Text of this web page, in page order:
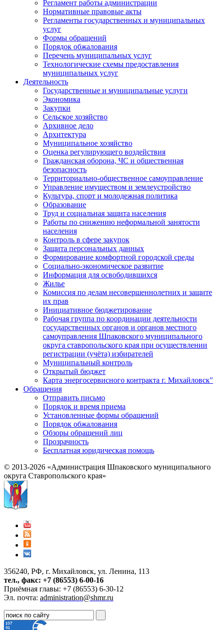
Регламент работы администрации
Нормативные правовые акты
Регламенты государственных и муниципальных
услуг
Формы обращений
Порядок обжалования
Перечень муниципальных услуг
Технологические схемы предоставления
муниципальных услуг
Деятельность
Государственные и муниципальные услуги
Экономика
Закупки
Сельское хозяйство
Архивное дело
Архитектура
Муниципальное хозяйство
Оценка регулирующего воздействия
Гражданская оборона, ЧС и общественная
безопасность
Территориально-общественное самоуправление
Управление имуществом и землеустройство
Культура, спорт и молодежная политика
Образование
Труд и социальная защита населения
Работы по снижению неформальной занятости
населения
Контроль в сфере закупок
Защита персональных данных
Формирование комфортной городской среды
Социально-экономическое развитие
Информация для освободившихся
Жилье
Комиссия по делам несовершеннолетних и защите
их прав
Инициативное бюджетирование
Рабочая группа по координации деятельности
государственных органов и органов местного
самоуправления Шпаковского муниципального
округа ставропольского края при осуществлении
регистрации (учёта) избирателей
Муниципальный контроль
Открытый бюджет
Карта энергосервисного контракта г. Михайловск"
Обращения
Отправить письмо
Порядок и время приема
Установленные формы обращений
Порядок обжалования
Обзоры обращений лиц
Прозрачность
Бесплатная юридическая помощь
© 2013-2026 «Администрация Шпаковского муниципального
округа Ставропольского края»
356240, РФ, г. Михайловск, ул. Ленина, 113
тел., факс: +7 (86553) 6-00-16
Приёмная главы: +7 (86553) 6-30-12
Эл. почта: administration@shmr.ru